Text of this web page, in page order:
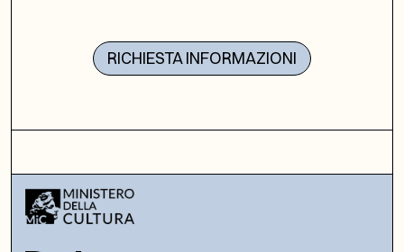
RICHIESTA INFORMAZIONI